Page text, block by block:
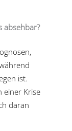
absehbar?
ist.
einer Krise
daran